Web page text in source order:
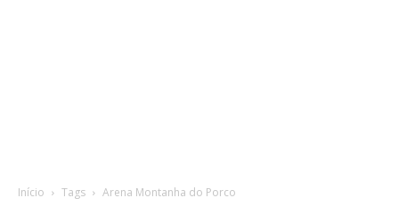
Início Tags Arena Montanha do Porco